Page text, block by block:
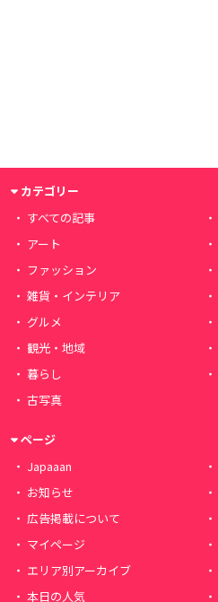
カテゴリー
すべての記事
アート
ファッション
雑貨・インテリア
グルメ
観光・地域
暮らし
古写真
ページ
Japaaan
お知らせ
広告掲載について
マイページ
エリア別アーカイブ
本日の人気